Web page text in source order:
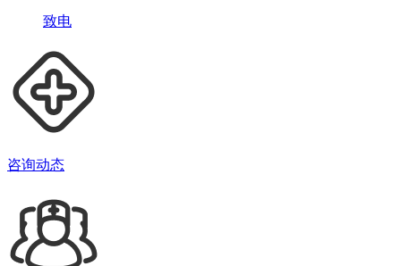
致电
咨询动态